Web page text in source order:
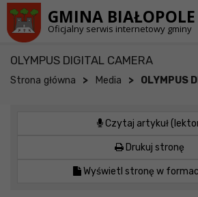
GMINA BIAŁOPOLE
Oficjalny serwis internetowy gminy
OLYMPUS DIGITAL CAMERA
Strona główna > Media > OLYMPUS
Czytaj artykuł
Drukuj stronę
Wyświetl stronę w